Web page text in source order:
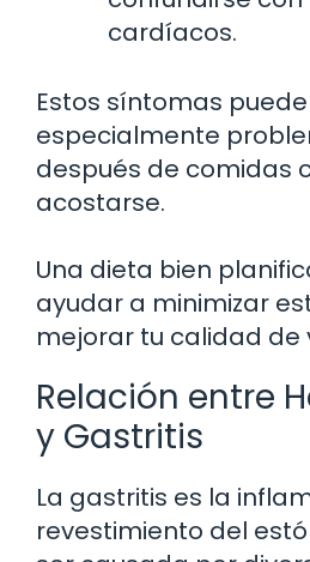
cardíacos.
Estos síntomas
especialmente
después de comidas
acostarse.
Una dieta bien
ayudar a minimizar
mejorar tu calidad de
Relación entre
y Gastritis
La gastritis es la
revestimiento del